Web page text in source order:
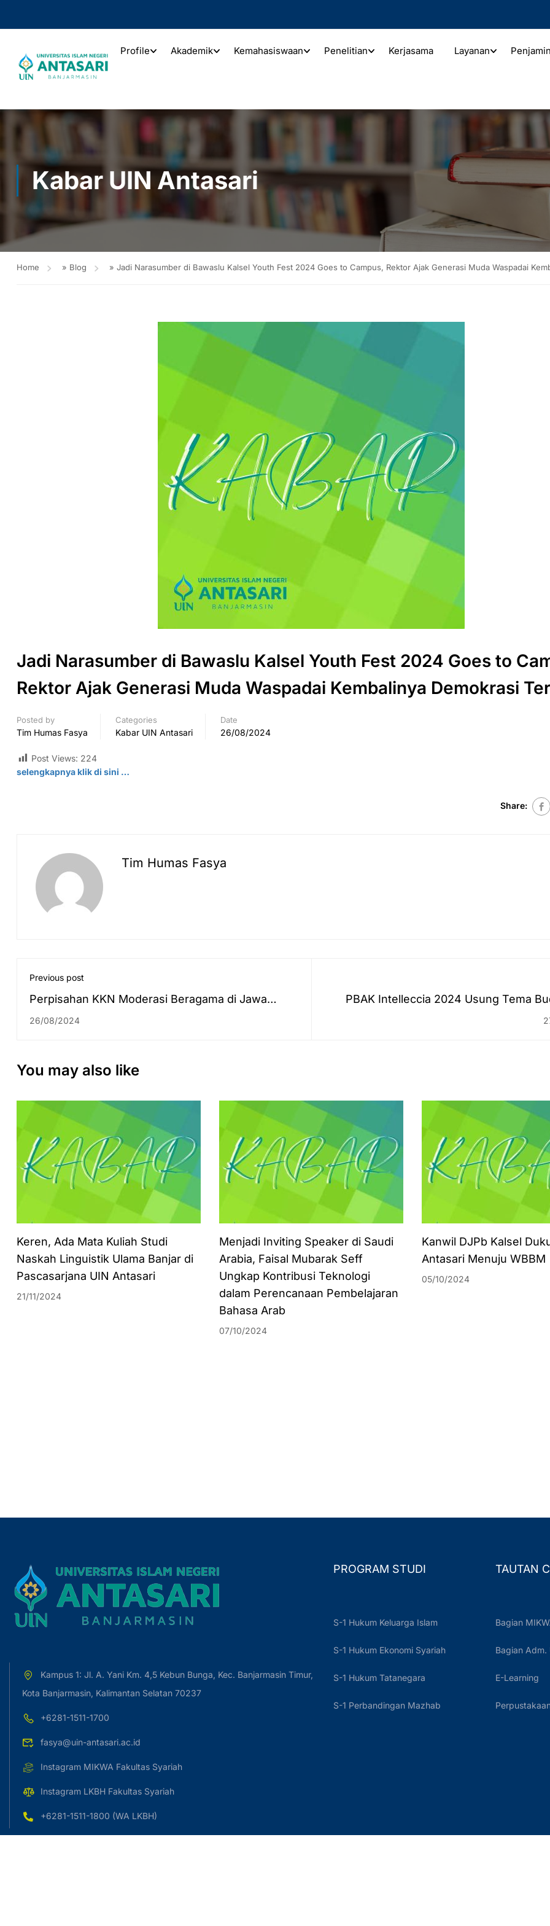
Profile Akademik Kemahasiswaan Penelitian Kerjasama Layanan
Kabar UIN Antasari
Home » Blog » Jadi Narasumber di Bawaslu Kalsel Youth Fest 2024 Goes to Campus, Rektor Ajak Generasi Muda Waspadai
Jadi Narasumber di Bawaslu Kalsel Youth Fest 2024 Goes to
Rektor Ajak Generasi Muda Waspadai Kembalinya Demokrasi
Posted by
Tim Humas Fasya
Categories
Kabar UIN Antasari
Date
26/08/2024
Post Views: 224
selengkapnya klik di sini …
Share:
Tim Humas Fasya
Previous post
Perpisahan KKN Moderasi Beragama di Jawa
Barat, Warga: Berat dan Sedih, Kehadiran
26/08/2024
PBAK Intelleccia 2024 Usung Tema
Literasi di Kalangan
You may also like
Keren, Ada Mata Kuliah Studi
Naskah Linguistik Ulama Banjar di
Pascasarjana UIN Antasari
21/11/2024
Menjadi Inviting Speaker di Saudi
Arabia, Faisal Mubarak Seff
Ungkap Kontribusi Teknologi
dalam Perencanaan Pembelajaran
Bahasa Arab
07/10/2024
Kanwil DJPb Kalsel
Antasari Menuju WBBM
05/10/2024
Kampus 1: Jl. A. Yani Km. 4,5 Kebun Bunga, Kec. Banjarmasin Timur,
Kota Banjarmasin, Kalimantan Selatan 70237
+6281-1511-1700
fasya@uin-antasari.ac.id
Instagram MIKWA Fakultas Syariah
Instagram LKBH Fakultas Syariah
+6281-1511-1800 (WA LKBH)
PROGRAM STUDI
S-1 Hukum Keluarga Islam
S-1 Hukum Ekonomi Syariah
S-1 Hukum Tatanegara
S-1 Perbandingan Mazhab
TAUTAN
Bagian
Bagian Adm.
E-Learning